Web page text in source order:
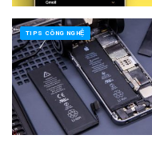
TIPS CÔNG NGHỆ